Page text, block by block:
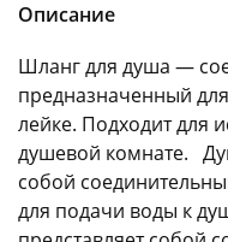
Описание
Шланг для душа —
предназначенный
лейке. Подходит для
душевой комнате.
собой
для подачи воды к